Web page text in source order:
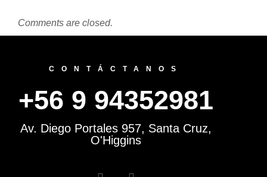
Comments are closed.
CONTÁCTANOS
+56 9 94352981
Av. Diego Portales 957, Santa Cruz,
O'Higgins